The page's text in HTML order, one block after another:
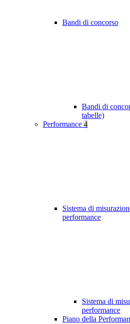
Bandi di concorso
Bandi di
tabelle)
Performance 4
Sistema di
performance
Sistema di
performance
Piano della